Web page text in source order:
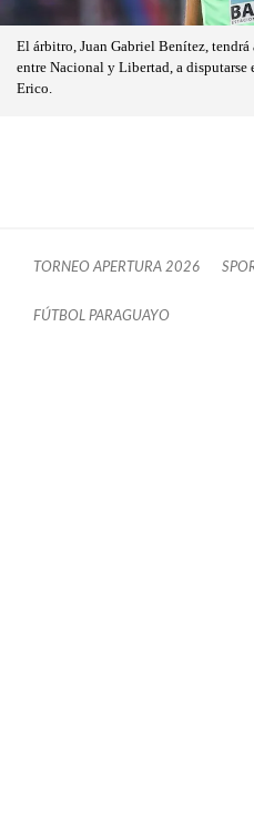
El árbitro, Juan Gabriel Benítez,
entre Nacional y Libertad, a disputarse
Erico.
TORNEO APERTURA 2026
FÚTBOL PARAGUAYO